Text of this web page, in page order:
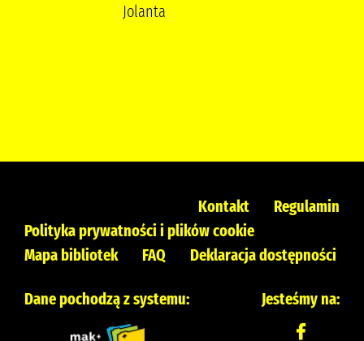
Jolanta
Kontakt
Regulamin
Polityka prywatności i plików cookie
Mapa bibliotek
FAQ Deklaracja dostępności
Dane pochodzą z systemu: Jesteśmy na: